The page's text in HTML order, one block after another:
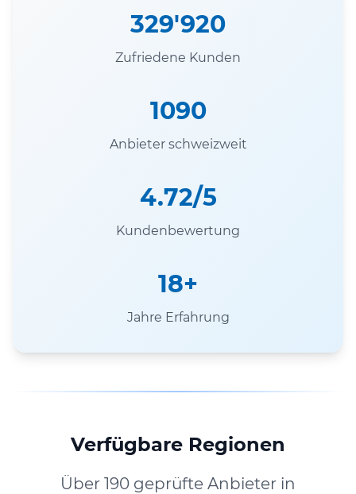
329'920
Zufriedene Kunden
1090
Anbieter schweizweit
4.72/5
Kundenbewertung
18+
Jahre Erfahrung
Verfügbare Regionen
Über 190 geprüfte Anbieter in